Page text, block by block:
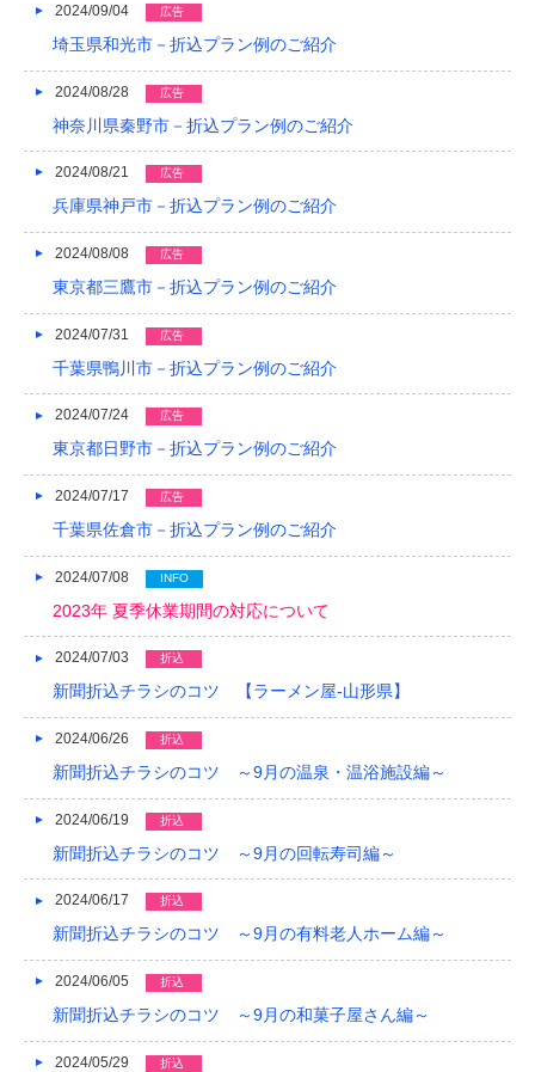
2024/09/04 広告
埼玉県和光市－折込プラン例のご紹介
2024/08/28 広告
神奈川県秦野市－折込プラン例のご紹介
2024/08/21 広告
兵庫県神戸市－折込プラン例のご紹介
2024/08/08 広告
東京都三鷹市－折込プラン例のご紹介
2024/07/31 広告
千葉県鴨川市－折込プラン例のご紹介
2024/07/24 広告
東京都日野市－折込プラン例のご紹介
2024/07/17 広告
千葉県佐倉市－折込プラン例のご紹介
2024/07/08 INFO
2023年 夏季休業期間の対応について
2024/07/03 折込
新聞折込チラシのコツ 【ラーメン屋-山形県】
2024/06/26 折込
新聞折込チラシのコツ ～9月の温泉・温浴施設編～
2024/06/19 折込
新聞折込チラシのコツ ～9月の回転寿司編～
2024/06/17 折込
新聞折込チラシのコツ ～9月の有料老人ホーム編～
2024/06/05 折込
新聞折込チラシのコツ ～9月の和菓子屋さん編～
2024/05/29 折込